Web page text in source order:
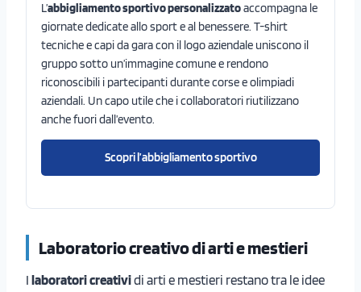
L’abbigliamento sportivo personalizzatoaccompagna le
giornate dedicate allo sport e al benessere. T-shirt
tecniche e capi da gara con il logo aziendale uniscono il
gruppo sotto un’immagine comune e rendono
riconoscibili i partecipanti durante corse e olimpiadi
aziendali. Un capo utile che i collaboratori riutilizzano
anche fuori dall’evento.
Scopri l’abbigliamento sportivo
Laboratorio creativo di arti e mestieri
I laboratori creatividi arti e mestieri restano tra le idee